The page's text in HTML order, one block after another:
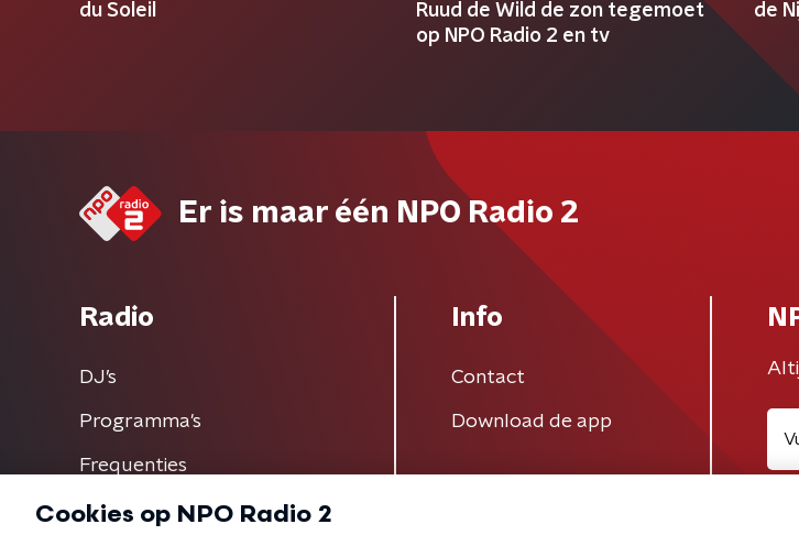
du Soleil
Ruud de Wild de zon tegemoet
op NPO Radio 2 en tv
de
Er is maar één NPO Radio 2
Radio
DJ’s
Programma's
Frequenties
Info
Contact
Download de app